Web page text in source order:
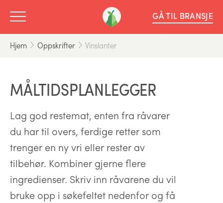
GÅ TIL BRANSJE
Hjem Oppskrifter Vinslanter
MÅLTIDSPLANLEGGER
Lag god restemat, enten fra råvarer
du har til overs, ferdige retter som
trenger en ny vri eller rester av
tilbehør. Kombiner gjerne flere
ingredienser. Skriv inn råvarene du vil
bruke opp i søkefeltet nedenfor og få